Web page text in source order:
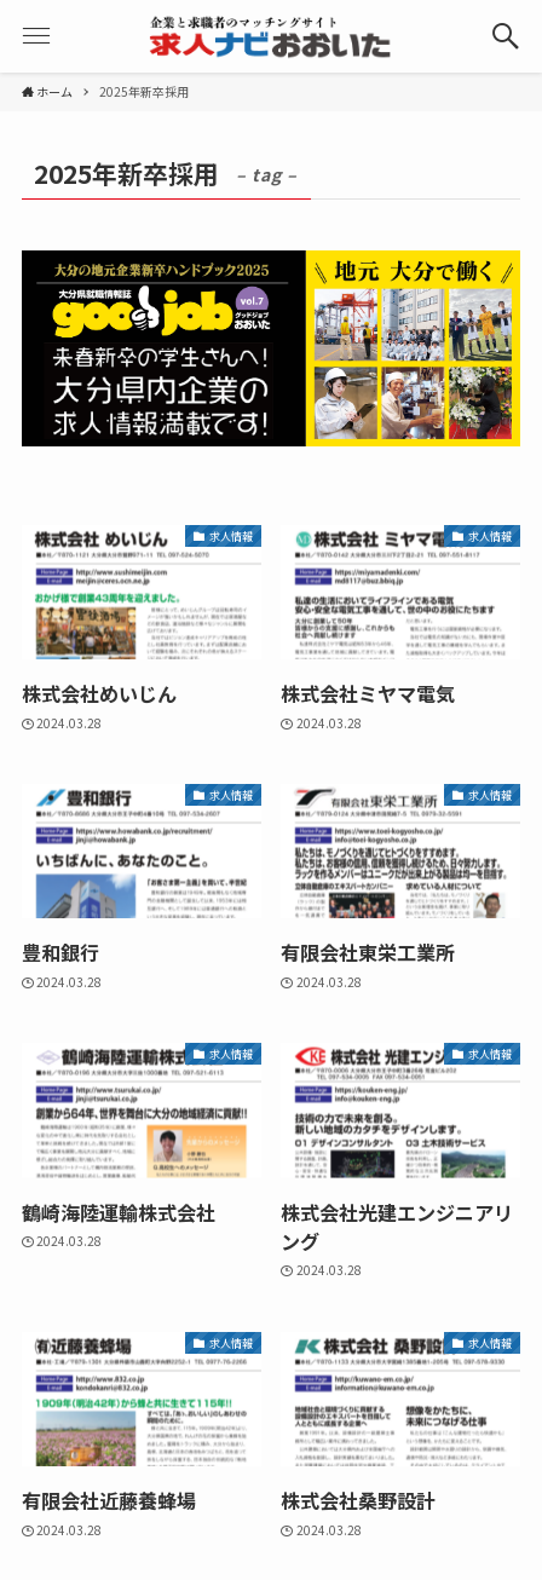
ホーム 2025年新卒採用
2025年新卒採用 – tag –
求人情報
株式会社めいじん
2024.03.28
求人情報
株式会社ミヤマ電気
2024.03.28
求人情報
豊和銀行
2024.03.28
求人情報
有限会社東栄工業所
2024.03.28
求人情報
鶴崎海陸運輸株式会社
2024.03.28
求人情報
株式会社光建エンジニアリ
ング
2024.03.28
求人情報
有限会社近藤養蜂場
2024.03.28
求人情報
株式会社桑野設計
2024.03.28